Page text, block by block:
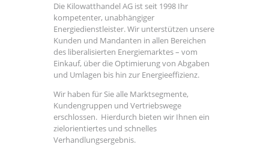
Die Kilowatthandel AG ist seit 1998 Ihr
kompetenter, unabhängiger
Energiedienstleister. Wir unterstützen unsere
Kunden und Mandanten in allen Bereichen
des liberalisierten Energiemarktes – vom
Einkauf, über die Optimierung von Abgaben
und Umlagen bis hin zur Energieeffizienz.
Wir haben für Sie alle Marktsegmente,
Kundengruppen und Vertriebswege
erschlossen. Hierdurch bieten wir Ihnen ein
zielorientiertes und schnelles
Verhandlungsergebnis.